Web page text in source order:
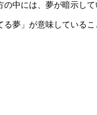
の中には、夢が暗示し
夢」が意味している